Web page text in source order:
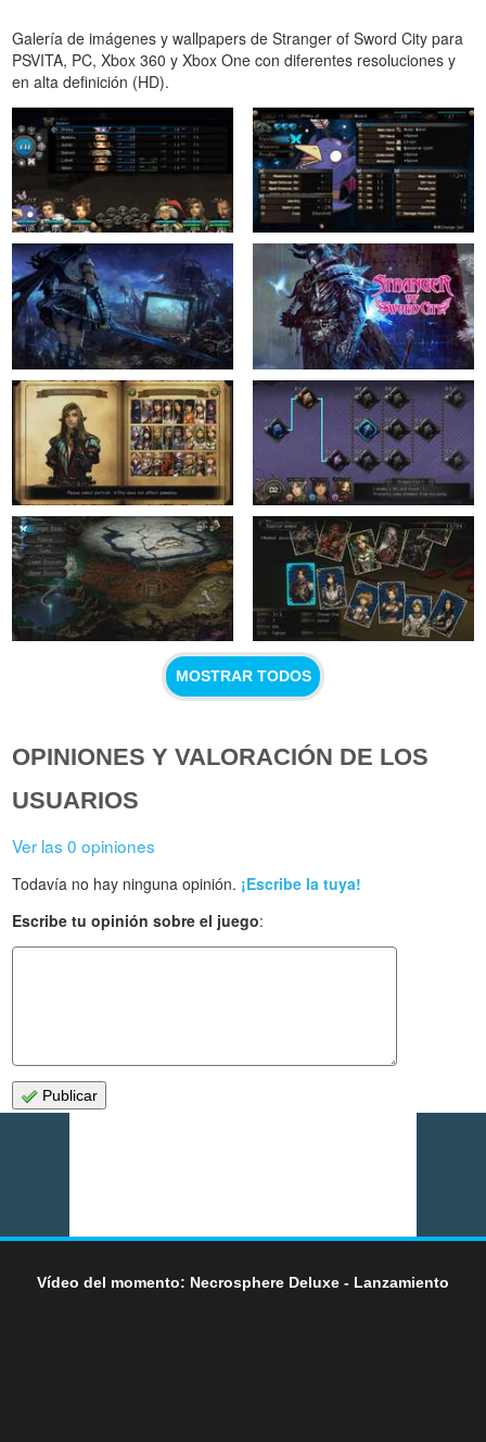
Galería de imágenes y wallpapers de Stranger of Sword City para
PSVITA, PC, Xbox 360 y Xbox One con diferentes resoluciones y
en alta definición (HD).
MOSTRAR TODOS
OPINIONES Y VALORACIÓN DE LOS
USUARIOS
Ver las 0 opiniones
Todavía no hay ninguna opinión. ¡Escribe la tuya!
Escribe tu opinión sobre el juego:
Publicar
Vídeo del momento: Necrosphere Deluxe - Lanzamiento